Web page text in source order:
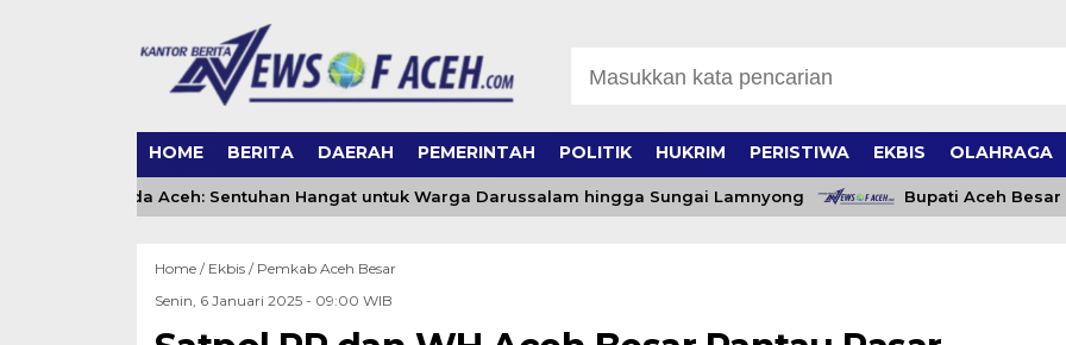
HOME BERITA DAERAH PEMERINTAH POLITIK HUKRIM PERISTIWA EKBIS OLAHRAGA
DSI Banda Aceh: Sentuhan Hangat untuk Warga Darussalam hingga Sungai Lamnyong Bupati Aceh Besar
Home / Ekbis/ Pemkab Aceh Besar
Senin, 6 Januari 2025 - 09:00 WIB